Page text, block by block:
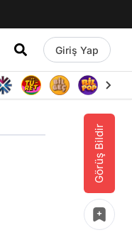
Giriş Yap
Görüş Bildir